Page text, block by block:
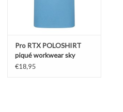
Pro RTX POLOSHIRT
piqué workwear sky
€18,95